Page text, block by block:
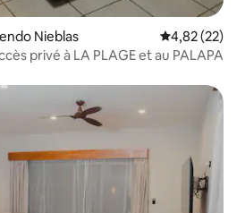
Nieblas Évaluation
4,82 (22)
privé à LA PLAGE et au PALAPA